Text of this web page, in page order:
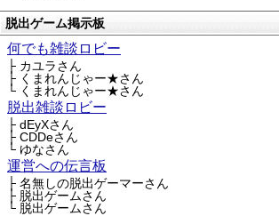
脱出ゲーム掲示板
何でも雑談ロビー
├ カユラさん
├ くまれんじゃー★さん
└ くまれんじゃー★さん
脱出雑談ロビー
├ dEyXさん
├ CDDeさん
└ ゆなさん
運営への伝言板
├ 名無しの脱出ゲーマーさん
├ 脱出ゲームさん
└ 脱出ゲームさん